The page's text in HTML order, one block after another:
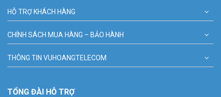
HỖ TRỢ KHÁCH HÀNG
CHÍNH SÁCH MUA HÀNG – BẢO HÀNH
THÔNG TIN VUHOANGTELECOM
TỔNG ĐÀI HỖ TRỢ